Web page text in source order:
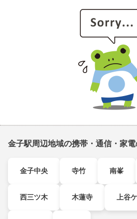
金子駅周辺地域の携帯・通信・家
金子中央 寺竹 南峯
西三ツ木 木蓮寺 上谷